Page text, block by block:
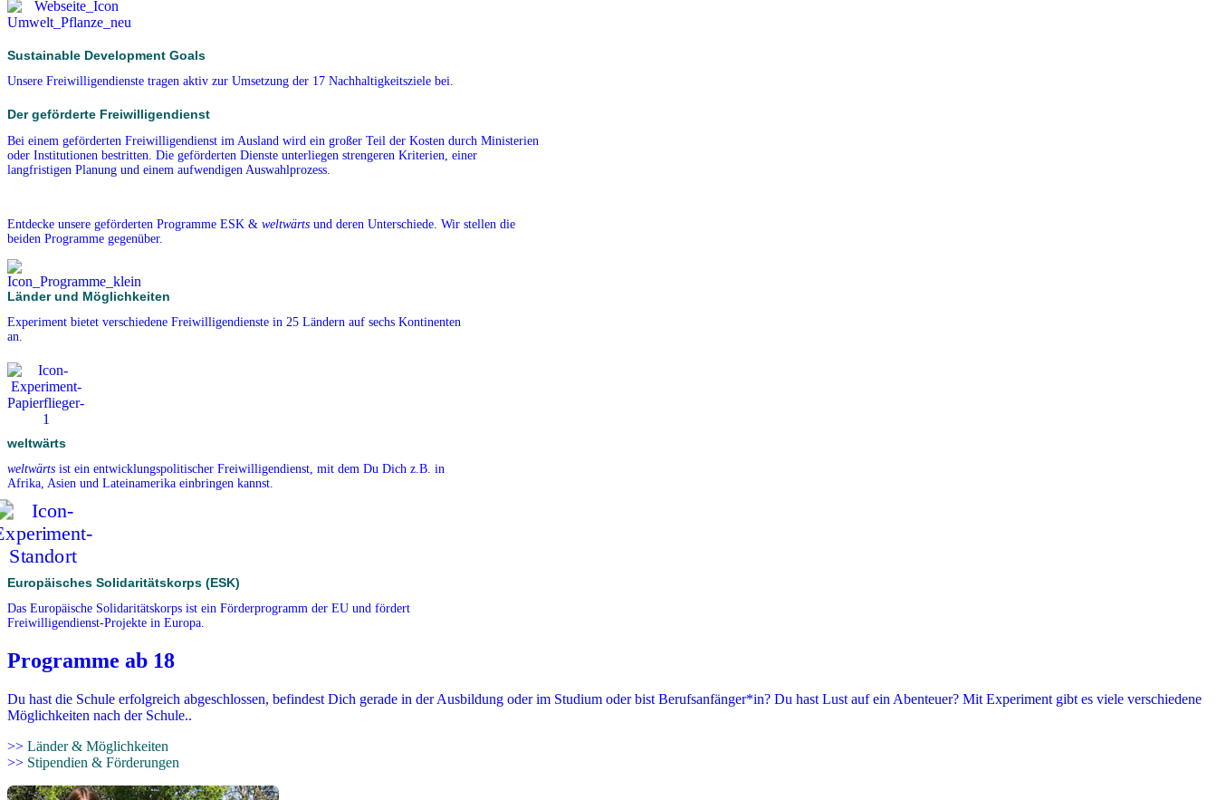
Sustainable Development Goals
Unsere Freiwilligendienste tragen aktiv zur Umsetzung der 17 Nachhaltigkeitsziele bei.
Der geförderte Freiwilligendienst
Bei einem geförderten Freiwilligendienst im Ausland wird ein großer Teil der Kosten durch Ministerien
oder Institutionen bestritten. Die geförderten Dienste unterliegen strengeren Kriterien, einer
langfristigen Planung und einem aufwendigen Auswahlprozess.
Entdecke unsere geförderten Programme ESK & weltwärts und deren Unterschiede. Wir stellen die
beiden Programme gegenüber.
Länder und Möglichkeiten
Experiment bietet verschiedene Freiwilligendienste in 25 Ländern auf sechs Kontinenten
an.
weltwärts
weltwärts ist ein entwicklungspolitischer Freiwilligendienst, mit dem Du Dich z.B. in
Afrika, Asien und Lateinamerika einbringen kannst.
Europäisches Solidaritätskorps (ESK)
Das Europäische Solidaritätskorps ist ein Förderprogramm der EU und fördert
Freiwilligendienst-Projekte in Europa.
Programme ab 18
Du hast die Schule erfolgreich abgeschlossen, befindest Dich gerade in der Ausbildung oder im Studium oder bist Berufsanfänger*in? Du hast Lust auf ein Abenteuer? Mit Experiment gibt es viele verschiedene
Möglichkeiten nach der Schule..
>> Länder & Möglichkeiten
>> Stipendien & Förderungen